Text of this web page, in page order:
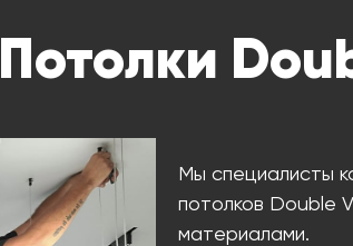
Потолки
Мы специалисты
потолков Double
материалами.